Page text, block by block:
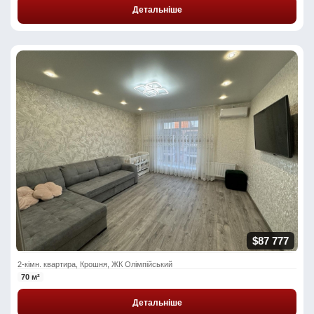
Детальніше
$87 777
2-кімн. квартира, Крошня, ЖК Олімпійський
70 м²
Детальніше